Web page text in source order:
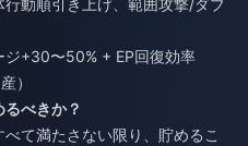
動順引き上げ、範囲攻撃/ダブ
ジ+30〜50% + EP回復効率
）
べきか？
て満たさない限り、貯めるこ